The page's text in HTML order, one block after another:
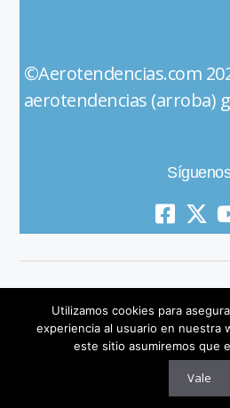
aerotendencias (arroba)
Síguenos
© 2019 All Rights
Utilizamos cookies para
experiencia al usuario en nuestra
este sitio asumiremos que
Vale